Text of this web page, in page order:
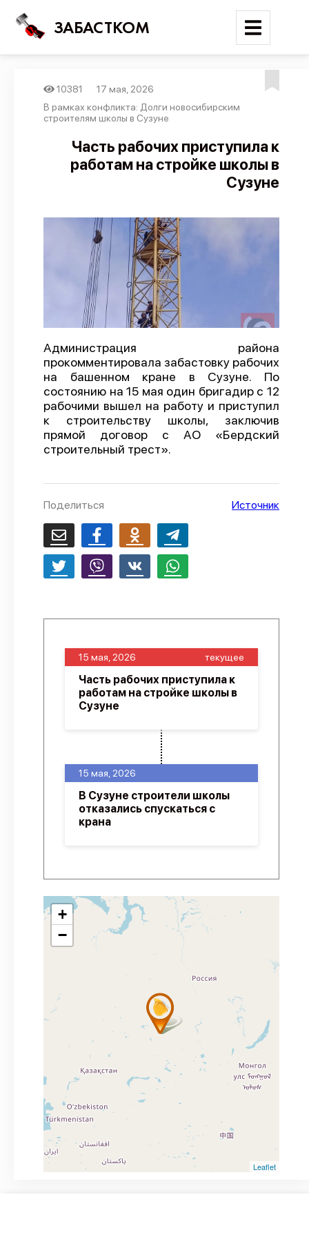
ЗАБАСТКОМ
Войти
Поиск
Новости
Отчеты
Предложить публикацию
Справочник
API
О проекте
Политика конфиденциальности
10381
17 мая, 2026
В рамках конфликта: Долги новосибирским
строителям школы в Сузуне
Часть рабочих приступила к
работам на стройке школы в
Сузуне
Администрация района
прокомментировала забастовку рабочих
на башенном кране в Сузуне. По
состоянию на 15 мая один бригадир с 12
рабочими вышел на работу и приступил
к строительству школы, заключив
прямой договор с АО «Бердский
строительный трест».
Поделиться Источник
15 мая, 2026
В Сузуне строители школы
отказались спускаться с
крана
15 мая, 2026 текущее
Часть рабочих приступила к
работам на стройке школы в
Сузуне
+
−
Leaflet